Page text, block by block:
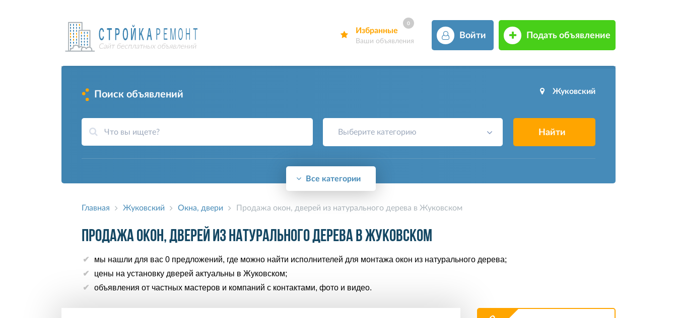
Избранные
0
Ваши объявления
Войти Подать объявление
Поиск объявлений Жуковский
Выберите категорию Найти
Все категории
Главная Жуковский Окна, двери Продажа окон, дверей из натурального дерева в Жуковском
Продажа окон, дверей из натурального дерева в Жуковском
мы нашли для вас 0 предложений, где можно найти исполнителей для монтажа окон из натурального дерева;
цены на установку дверей актуальны в Жуковском;
объявления от частных мастеров и компаний с контактами, фото и видео.